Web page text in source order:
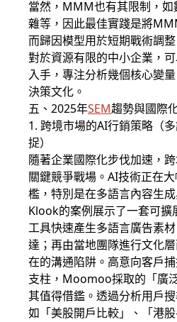
當然，MMM也有其限制，
雜等，因此最佳實踐是將
而歸因模型用於短期戰術調
對於資源有限的中小企業，
入手，專注分析幾個核心變
決策文化。
五、2025年SEM趨勢與國際
1. 跨境市場的AI行銷策略（
捉）
隨著企業國際化步伐加速，
關鍵競爭戰場。AI技術正在
檻，特別是在多語言內容生
Klook的案例展示了一套可擴
工具快速產生多語言廣告素
達；再由當地團隊進行文化
在的溝通陷阱。高意向客戶
支柱，Moomoo採取的「廣
其值得借鑑。透過分析用戶
如「美股開戶比較」、「港